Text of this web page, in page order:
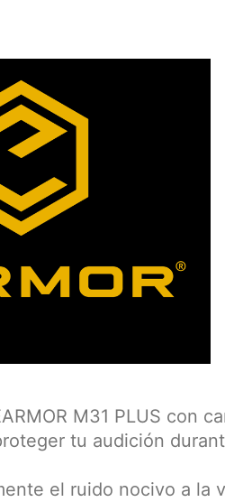
M31 PLUS con
tu audición
el ruido nocivo a la